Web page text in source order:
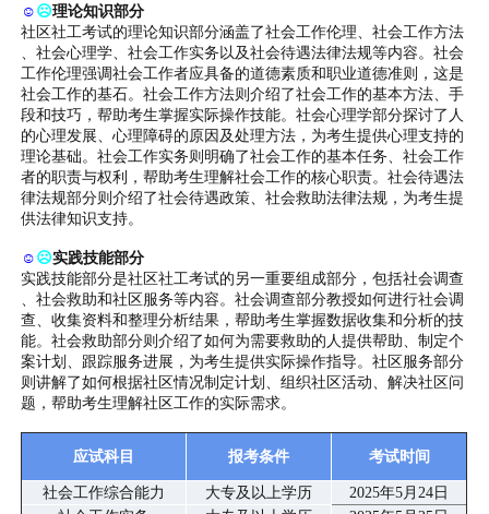
☺☹理论知识部分
社区社工考试的理论知识部分涵盖了社会工作伦理、社会工作方法
、社会心理学、社会工作实务以及社会待遇法律法规等内容。社会
工作伦理强调社会工作者应具备的道德素质和职业道德准则，这是
社会工作的基石。社会工作方法则介绍了社会工作的基本方法、手
段和技巧，帮助考生掌握实际操作技能。社会心理学部分探讨了人
的心理发展、心理障碍的原因及处理方法，为考生提供心理支持的
理论基础。社会工作实务则明确了社会工作的基本任务、社会工作
者的职责与权利，帮助考生理解社会工作的核心职责。社会待遇法
律法规部分则介绍了社会待遇政策、社会救助法律法规，为考生提
供法律知识支持。
☺☹实践技能部分
实践技能部分是社区社工考试的另一重要组成部分，包括社会调查
、社会救助和社区服务等内容。社会调查部分教授如何进行社会调
查、收集资料和整理分析结果，帮助考生掌握数据收集和分析的技
能。社会救助部分则介绍了如何为需要救助的人提供帮助、制定个
案计划、跟踪服务进展，为考生提供实际操作指导。社区服务部分
则讲解了如何根据社区情况制定计划、组织社区活动、解决社区问
题，帮助考生理解社区工作的实际需求。
应试科目 报考条件 考试时间
社会工作综合能力 大专及以上学历
2025年5月24日